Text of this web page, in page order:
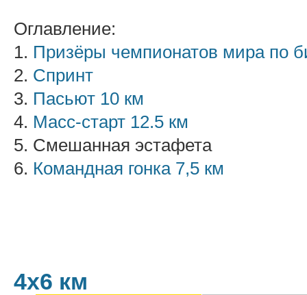
Оглавление:
1. Призёры чемпионатов мира по
2. Спринт
3. Пасьют 10 км
4. Масс-старт 12.5 км
5. Смешанная эстафета
6. Командная гонка 7,5 км
4х6 км